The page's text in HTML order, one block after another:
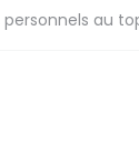
personnels au